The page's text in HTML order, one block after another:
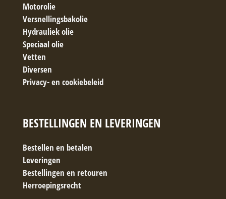
Motorolie
Versnellingsbakolie
Hydrauliek olie
Speciaal olie
Vetten
Diversen
Privacy- en cookiebeleid
BESTELLINGEN EN LEVERINGEN
Bestellen en betalen
Leveringen
Bestellingen en retouren
Herroepingsrecht